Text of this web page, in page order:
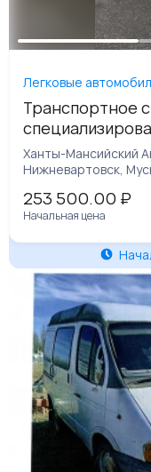
Легковые
Транспортное
инвалидов, 2013 года изготовления,
Ханты-Мансийский
Нижневартовск,
253 500.00 ₽
Начальная цена